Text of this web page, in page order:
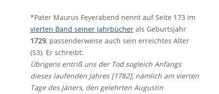
*Pater Maurus Feyerabend nennt auf Seite 173 im
vierten Band seiner Jahrbücher als Geburtsjahr
1729, passenderweise auch sein erreichtes Alter
(53). Er schreibt:
Übrigens entriß uns der Tod sogleich Anfangs
dieses laufenden Jahres [1782], nämlich am vierten
Tage des Jäners, den gelehrten Augustin